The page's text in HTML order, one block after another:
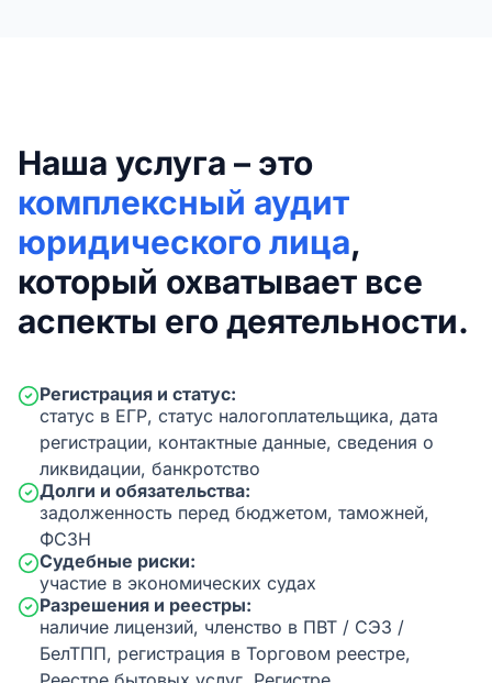
Наша услуга – это
комплексный аудит
юридического лица,
который охватывает все
аспекты его деятельности.
Регистрация и статус:
статус в ЕГР, статус налогоплательщика, дата
регистрации, контактные данные, сведения о
ликвидации, банкротство
Долги и обязательства:
задолженность перед бюджетом, таможней,
ФСЗН
Судебные риски:
участие в экономических судах
Разрешения и реестры:
наличие лицензий, членство в ПВТ / СЭЗ /
БелТПП, регистрация в Торговом реестре,